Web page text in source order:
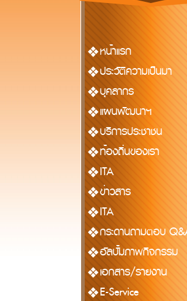
หน้าแรก
ประวัติความเป็นมา
บุคลากร
แผนพัฒนาฯ
บริการประชาชน
ท้องถิ่นของเรา
ITA
ข่าวสาร
ITA
กระดานถามตอบ
อัลบั้มภาพกิจกรรม
เอกสาร/รายงาน
E-Service